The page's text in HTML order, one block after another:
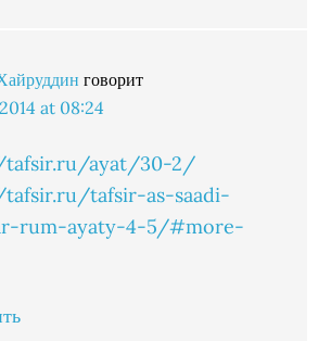
говорит
at 08:24
ayat/30-2/
tafsir-as-saadi-
rum-ayaty-4-5/#more-